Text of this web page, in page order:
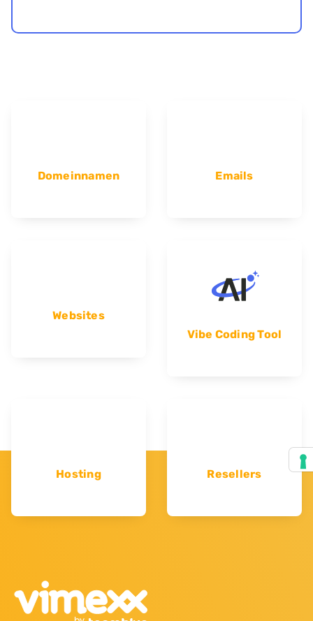
Domeinnamen Emails
Websites
Vibe Coding Tool
Hosting Resellers